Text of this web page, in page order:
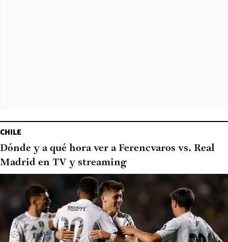
CHILE
Dónde y a qué hora ver a Ferencvaros vs. Real
Madrid en TV y streaming